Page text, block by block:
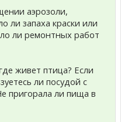
аэрозоли,
ли запаха краски или
ли ремонтных работ
живет птица? Если
ли посудой с
пригорала ли пища в